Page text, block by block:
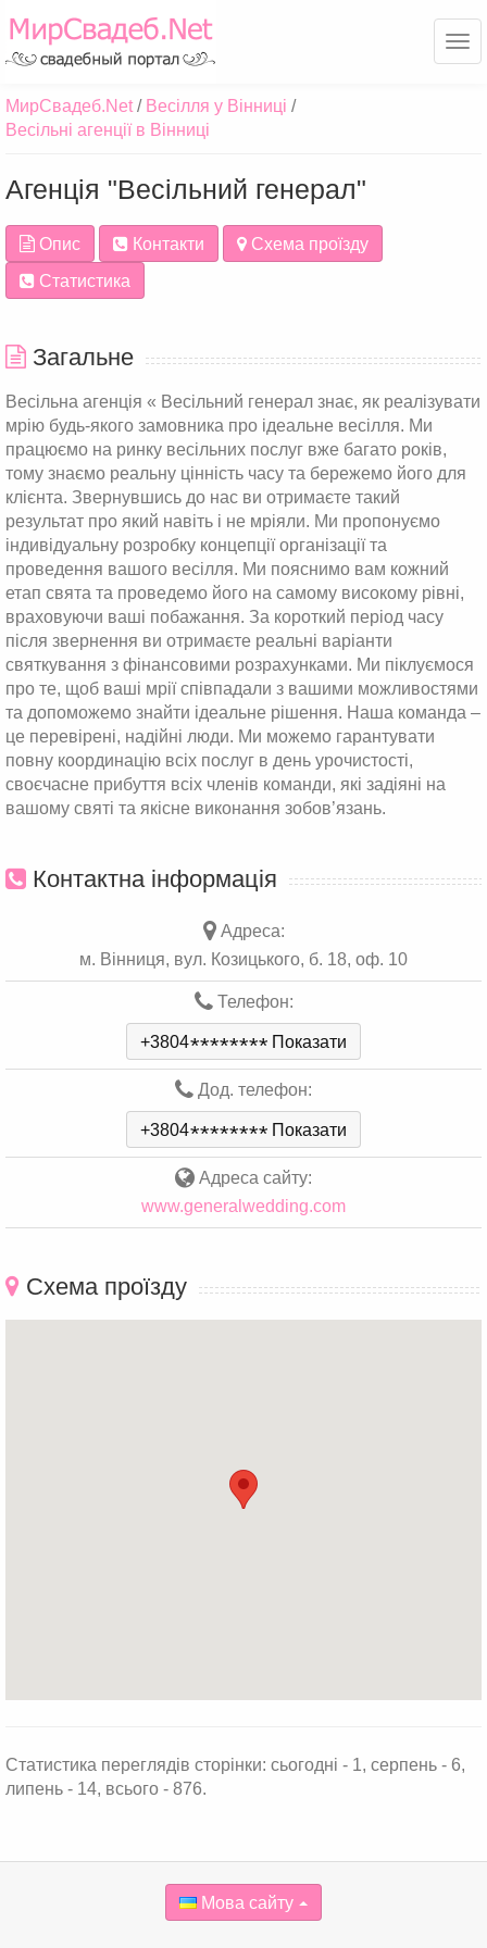
МирСвадеб.Net
Весілля у Вінниці
Весільні агенції в Вінниці
Агенція "Весільний генерал"
Опис Контакти
Схема проїзду
Статистика
Загальне
Весільна агенція « Весільний генерал знає, як реалізувати
мрію будь-якого замовника про ідеальне весілля. Ми
працюємо на ринку весільних послуг вже багато років,
тому знаємо реальну цінність часу та бережемо його для
клієнта. Звернувшись до нас ви отримаєте такий
результат про який навіть і не мріяли. Ми пропонуємо
індивідуальну розробку концепції організації та
проведення вашого весілля. Ми пояснимо вам кожний
етап свята та проведемо його на самому високому рівні,
враховуючи ваші побажання. За короткий період часу
після звернення ви отримаєте реальні варіанти
святкування з фінансовими розрахунками. Ми піклуємося
про те, щоб ваші мрії співпадали з вашими можливостями
та допоможемо знайти ідеальне рішення. Наша команда –
це перевірені, надійні люди. Ми можемо гарантувати
повну координацію всіх послуг в день урочистості,
своєчасне прибуття всіх членів команди, які задіяні на
вашому святі та якісне виконання зобов’язань.
Контактна інформація
Адреса:
м. Вінниця, вул. Козицького, б. 18, оф. 10
Телефон:
+3804******** Показати
Дод. телефон:
+3804******** Показати
Адреса сайту:
www.generalwedding.com
Схема проїзду
Статистика переглядів сторінки: сьогодні - 1, серпень - 6,
липень - 14, всього - 876.
Мова сайту